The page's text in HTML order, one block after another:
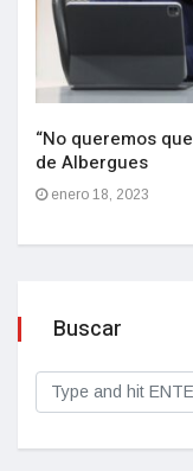
“No queremos
de Albergues
enero 18, 2023
Buscar